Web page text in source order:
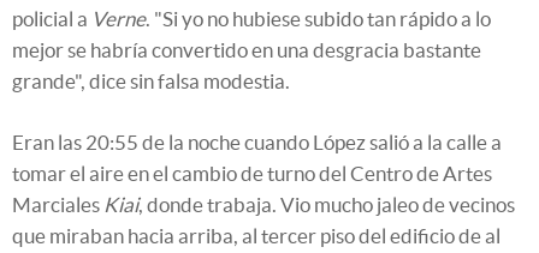
policial a Verne. "Si yo no hubiese subido tan rápido a lo
mejor se habría convertido en una desgracia bastante
grande", dice sin falsa modestia.
Eran las 20:55 de la noche cuando López salió a la calle a
tomar el aire en el cambio de turno del Centro de Artes
Marciales Kiai, donde trabaja. Vio mucho jaleo de vecinos
que miraban hacia arriba, al tercer piso del edificio de al